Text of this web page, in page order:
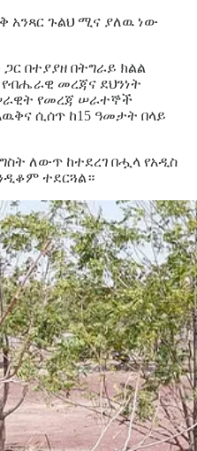
አንጻር ጉልህ ሚና ያለዉ ነው
በተያያዘ በትግራይ ክልል
መረጃና ደህንነት
ሠራዊት የመረጃ ሠራተኞች
ሲሰጥ ከ15 ዓመታት በላይ
ለውጥ ከተደረገ በሗላ የአዲስ
ተደርጓል።